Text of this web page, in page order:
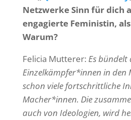
Netzwerke Sinn für dich
engagierte Feministin,
Warum?
Felicia Mutterer: Es bündelt
Einzelkämpfer*innen in den
schon viele fortschrittliche
Macher*innen. Die
auch von Ideologien, wird